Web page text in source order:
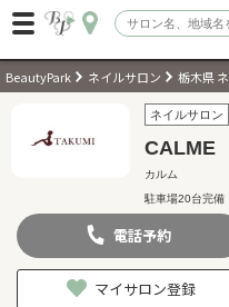
ログイン
会員登録（無
キーワード検索
ジャンルを選択
BeautyPark ネイルサロン 栃木県
ネイルサロン
CALME
カルム
駐車場20台完備
電話予約
マイサロン登録